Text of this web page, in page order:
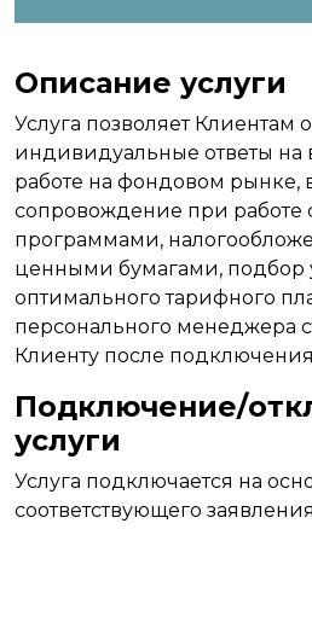
Описание услуги
Услуга позволяет Клиентам
индивидуальные ответы на
работе на фондовом рынке,
сопровождение при работе
программами,
ценными бумагами, подбор
оптимального тарифного
персонального менеджера
Клиенту после
Подключение/
услуги
Услуга подключается на
соответствующего